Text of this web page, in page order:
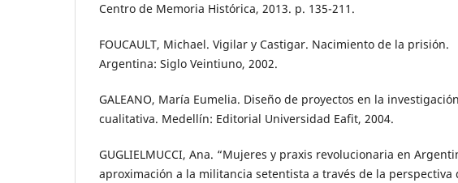
Centro de Memoria Histórica, 2013. p. 135-211.
FOUCAULT, Michael. Vigilar y Castigar. Nacimiento de la prisión.
Argentina: Siglo Veintiuno, 2002.
GALEANO, María Eumelia. Diseño de proyectos en la investigación
cualitativa. Medellín: Editorial Universidad Eafit, 2004.
GUGLIELMUCCI, Ana. “Mujeres y praxis revolucionaria en
aproximación a la militancia setentista a través de la perspectiva